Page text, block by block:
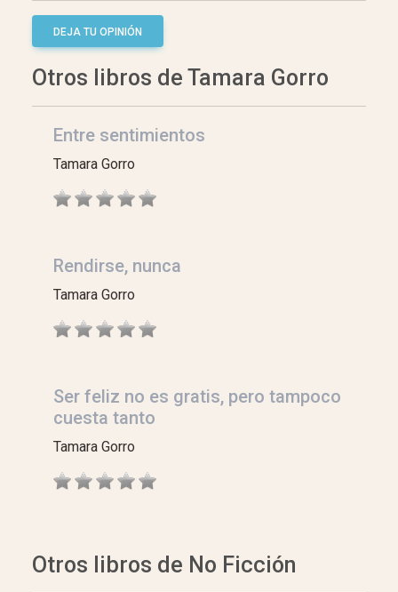
DEJA TU OPINIÓN
Otros libros de Tamara Gorro
Entre sentimientos
Tamara Gorro
Rendirse, nunca
Tamara Gorro
Ser feliz no es gratis, pero tampoco
cuesta tanto
Tamara Gorro
Otros libros de No Ficción